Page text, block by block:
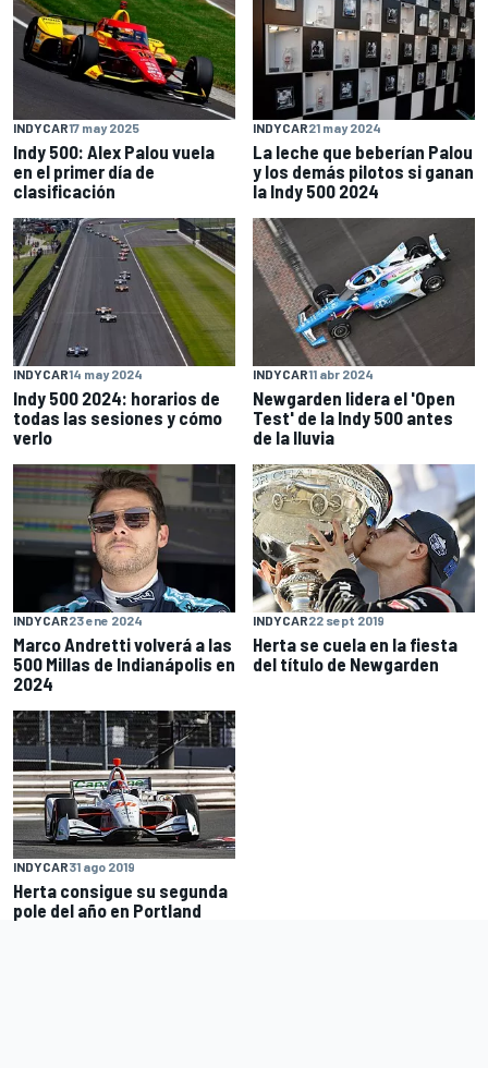
INDYCAR17 may 2025
Indy 500: Alex Palou vuela
en el primer día de
clasificación
INDYCAR21 may 2024
La leche que beberían Palou
y los demás pilotos si ganan
la Indy 500 2024
INDYCAR14 may 2024
Indy 500 2024: horarios de
todas las sesiones y cómo
verlo
INDYCAR11 abr 2024
Newgarden lidera el 'Open
Test' de la Indy 500 antes
de la lluvia
INDYCAR23 ene 2024
Marco Andretti volverá a las
500 Millas de Indianápolis en
2024
INDYCAR22 sept 2019
Herta se cuela en la fiesta
del título de Newgarden
INDYCAR31 ago 2019
Herta consigue su segunda
pole del año en Portland